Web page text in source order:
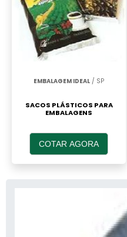
EMBALAGEM IDEAL / SP
SACOS PLÁSTICOS PARA
EMBALAGENS
COTAR AGORA